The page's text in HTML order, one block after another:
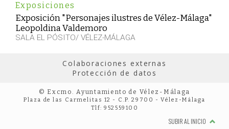
Exposiciones
Exposición "Personajes ilustres de Vélez-Málaga"
Leopoldina Valdemoro
SALA EL PÓSITO/ VÉLEZ-MÁLAGA
Colaboraciones externas
Protección de datos
© Excmo. Ayuntamiento de Vélez-Málaga
Plaza de las Carmelitas 12 - C.P. 29700 - Vélez-Málaga
Tlf: 952559100
SUBIR AL INICIO